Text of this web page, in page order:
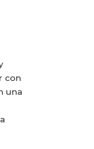
con
una